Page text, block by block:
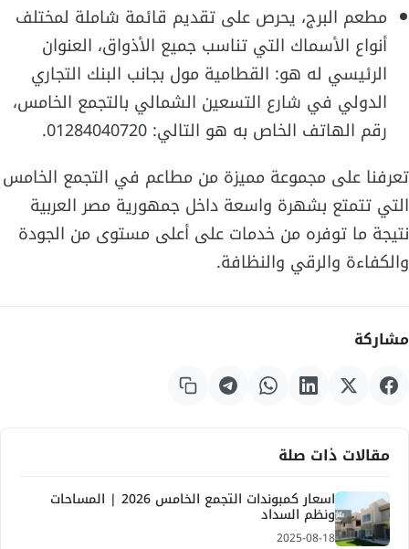
مطعم البرج، يحرص على تقديم قائمة شاملة لمختلف
أنواع الأسماك التي تناسب جميع الأذواق، العنوان
الرئيسي له هو: القطامية مول بجانب البنك التجاري
الدولي في شارع التسعين الشمالي بالتجمع الخامس،
رقم الهاتف الخاص به هو التالي: 01284040720.
تعرفنا على مجموعة مميزة من مطاعم في التجمع الخامس
التي تتمتع بشهرة واسعة داخل جمهورية مصر العربية
نتيجة ما توفره من خدمات على أعلى مستوى من الجودة
والكفاءة والرقي والنظافة.
مشاركة
مقالات ذات صلة
اسعار كمبوندات التجمع الخامس 2026 | المساحات
ونظم السداد
2025-08-18